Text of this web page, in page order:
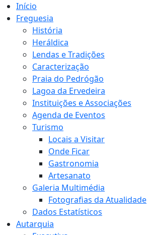
Início
Freguesia
História
Heráldica
Lendas e Tradições
Caracterização
Praia do Pedrógão
Lagoa da Ervedeira
Instituições e Associações
Agenda de Eventos
Turismo
Locais a Visitar
Onde Ficar
Gastronomia
Artesanato
Galeria Multimédia
Fotografias da Atualidade
Dados Estatísticos
Autarquia